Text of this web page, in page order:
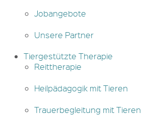
Jobangebote
Unsere Partner
Tiergestützte Therapie
Reittherapie
Heilpädagogik mit Tieren
Trauerbegleitung mit Tieren